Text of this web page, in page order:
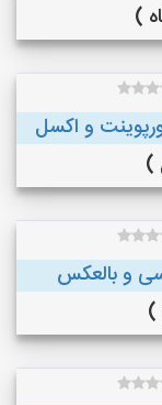
و اکسل
و بالعکس